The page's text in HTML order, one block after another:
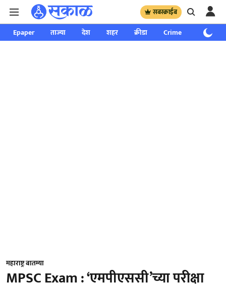
सबस्क्राईब
Epaper ताज्या देश शहर क्रीडा Crime साप्ताहिक
महाराष्ट्र बातम्या
MPSC Exam : ‘एमपीएससी’च्या परीक्षा